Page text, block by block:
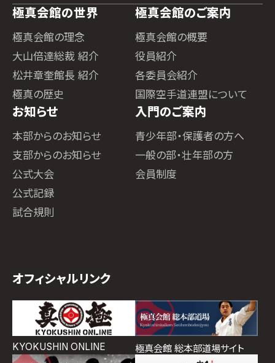
極真会館の世界
極真会館の理念
大山倍達総裁 紹介
松井章奎館長 紹介
極真の歴史
極真会館のご案内
極真会館の概要
役員紹介
各委員会紹介
国際空手道連盟について
お知らせ
本部からのお知らせ
支部からのお知らせ
公式大会
公式記録
試合規則
入門のご案内
青少年部・保護者の方へ
一般の部・壮年部の方
会員制度
オフィシャルリンク
KYOKUSHIN ONLINE 極真会館 総本部道場サイト